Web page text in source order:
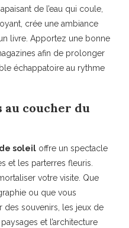
de l’eau qui coule,
crée une ambiance
livre. Apportez une bonne
afin de prolonger
échappatoire au rythme
au coucher du
soleil offre un spectacle
et les parterres fleuris.
votre visite. Que
ou que vous
des souvenirs, les jeux de
et l’architecture